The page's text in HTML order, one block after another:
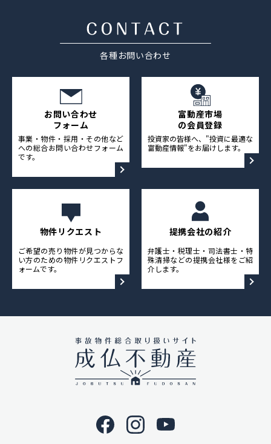
各種お問い合わせ
お問い合わせ
フォーム
事業・物件・採用・その他など
への総合お問い合わせフォーム
です。
富動産市場
の会員登録
投資家の皆様へ、"投資に最適な
富動産情報"をお届けします。
物件リクエスト
ご希望の売り物件が見つからな
い方のための物件リクエストフ
ォームです。
提携会社の紹介
弁護士・税理士・司法書士・特
殊清掃などの提携会社様をご紹
介します。